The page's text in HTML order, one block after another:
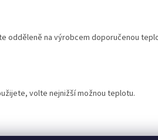
odděleně na výrobcem doporučenou
volte nejnižší možnou teplotu.